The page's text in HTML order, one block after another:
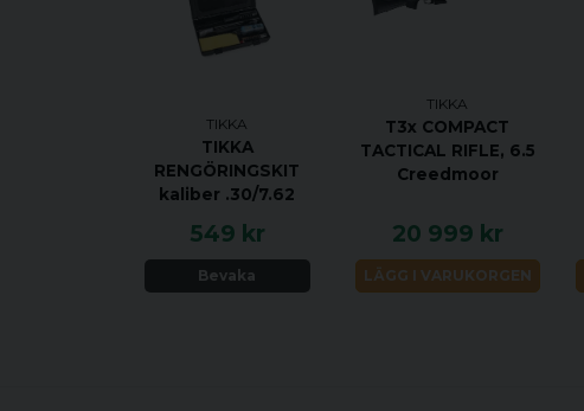
TIKKA
TIKKA
RENGÖRINGSKIT
kaliber .30/7.62
549 kr
Bevaka
TIKKA
T3x COMPACT
TACTICAL RIFLE, 6.5
Creedmoor
20 999 kr
LÄGG I VARUKORGEN